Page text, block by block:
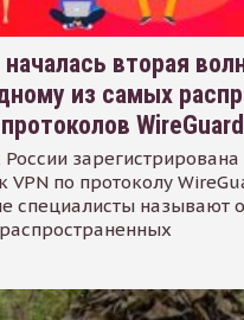
вторая
из самых
WireGuard
VPN по протоколу
специалисты называют